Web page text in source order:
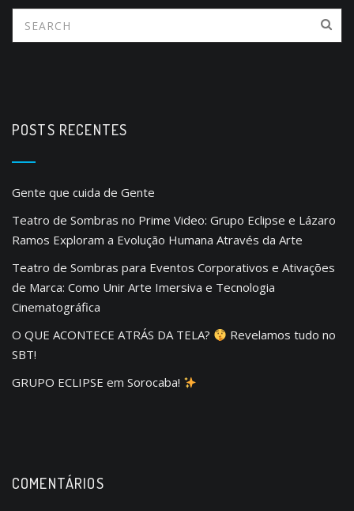
n
i
t
i
n
POSTS RECENTES
Gente que cuida de Gente
Teatro de Sombras no Prime Video: Grupo Eclipse e Lázaro
Ramos Exploram a Evolução Humana Através da Arte
Teatro de Sombras para Eventos Corporativos e Ativações
de Marca: Como Unir Arte Imersiva e Tecnologia
Cinematográfica
O QUE ACONTECE ATRÁS DA TELA?
Revelamos tudo no
SBT!
GRUPO ECLIPSE em Sorocaba!
COMENTÁRIOS